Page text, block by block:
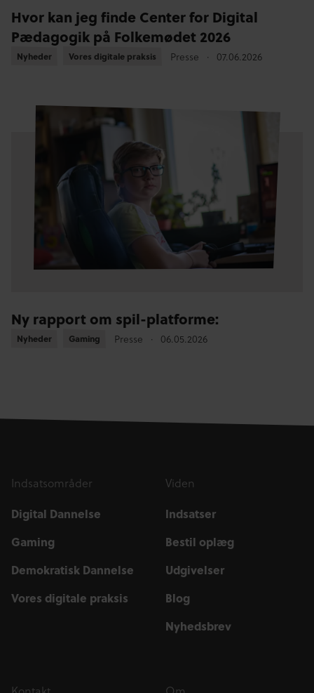
Hvor kan jeg finde Center for Digital
Pædagogik på Folkemødet 2026
Nyheder
Nyheder Vores digitale praksis
Vores digitale praksis Presse 07.06.2026
Ny rapport om spil-platforme:
Nyheder
Nyheder Gaming
Gaming Presse 06.05.2026
Indsatsområder
Digital Dannelse
Gaming
Demokratisk Dannelse
Vores digitale praksis
Viden
Indsatser
Bestil oplæg
Udgivelser
Blog
Nyhedsbrev